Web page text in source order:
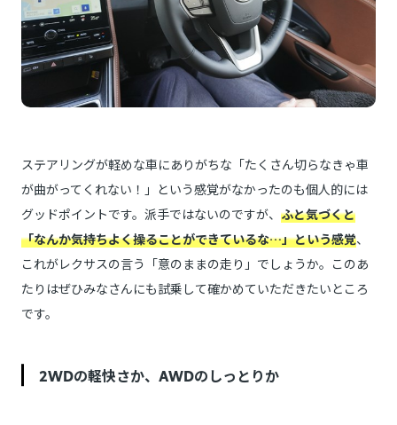
ステアリングが軽めな車にありがちな「たくさん切らなきゃ車
が曲がってくれない！」という感覚がなかったのも個人的には
グッドポイントです。派手ではないのですが、 ふと気づくと
「なんか気持ちよく操ることができているな…」という感覚、
これがレクサスの言う「意のままの走り」でしょうか。このあ
たりはぜひみなさんにも試乗して確かめていただきたいところ
です。
2WDの軽快さか、AWDのしっとりか